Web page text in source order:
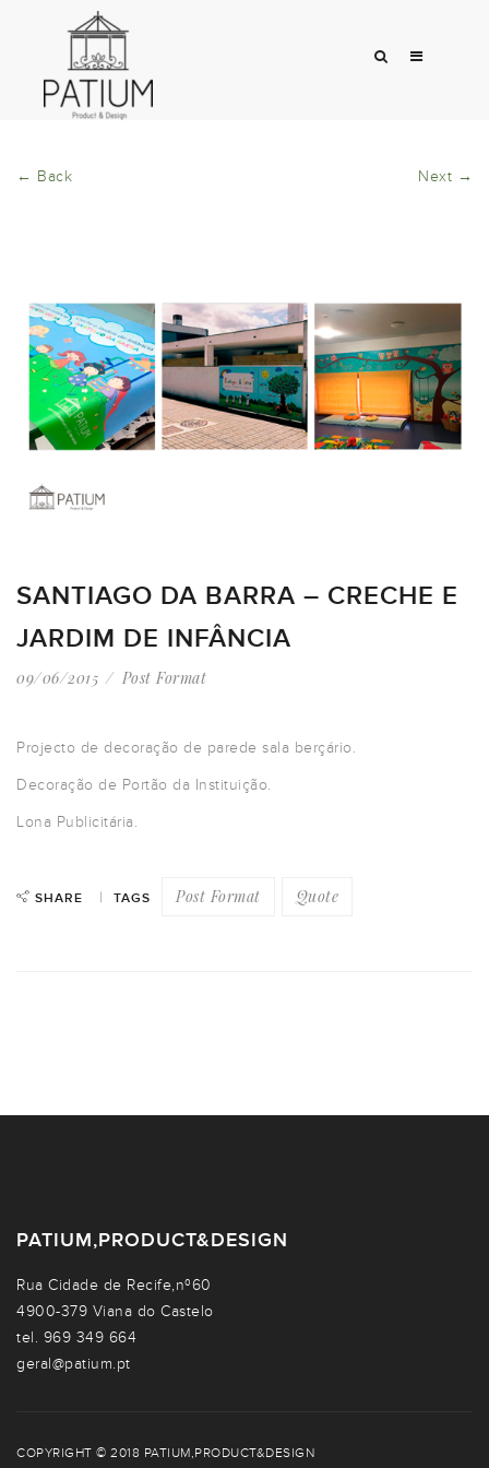
← Back Next →
SANTIAGO DA BARRA – CRECHE E
JARDIM DE INFÂNCIA
09/06/2015 Post Format
Projecto de decoração de parede sala berçário.
Decoração de Portão da Instituição.
Lona Publicitária.
SHARE TAGS Post Format Quote
PATIUM,PRODUCT&DESIGN
Rua Cidade de Recife,nº60
4900-379 Viana do Castelo
tel. 969 349 664
geral@patium.pt
COPYRIGHT © 2018 PATIUM,PRODUCT&DESIGN